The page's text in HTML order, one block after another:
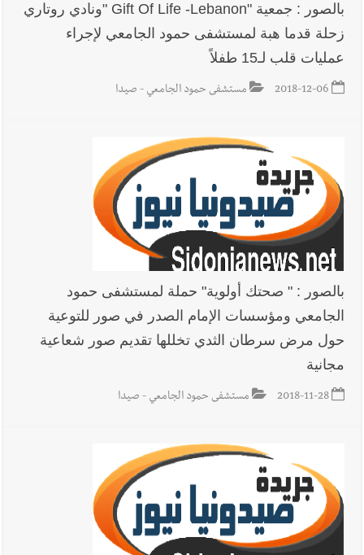
بالصور : جمعية "Gift Of Life -Lebanon "ونادي روتاري
زحلة قدما هبة لمستشفى حمود الجامعي لإجراء
عمليات قلب لـ15 طفلاً
2018-12-06 مستشفى حمود الجامعي - صيدا
بالصور : " صحتك أولوية" حملة لمستشفى حمود
الجامعي ومؤسسات الإمام الصدر في صور للتوعية
حول مرض سرطان الثدي تخللها تقديم صور شعاعية
مجانية
2018-11-28 مستشفى حمود الجامعي - صيدا